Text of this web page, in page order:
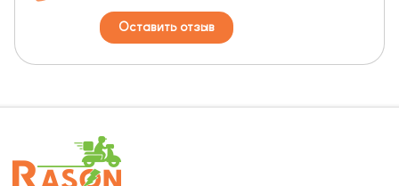
Оставить отзыв